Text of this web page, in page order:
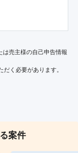
売主様の自己申告情報
く必要があります。
案件